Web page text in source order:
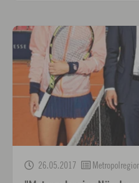
26.05.2017